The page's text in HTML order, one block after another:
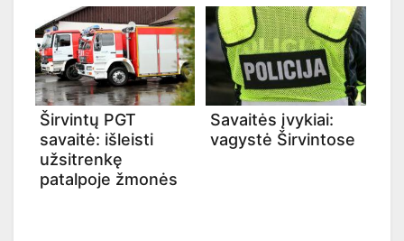
Širvintų PGT
savaitė: išleisti
užsitrenkę
patalpoje žmonės
Savaitės įvykiai:
vagystė Širvintose